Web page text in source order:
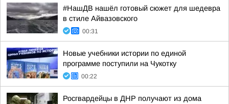
#НашДВ нашёл готовый сюжет для шедевра
в стиле Айвазовского
00:31
Новые учебники истории по единой
программе поступили на Чукотку
00:22
Росгвардейцы в ДНР получают из дома